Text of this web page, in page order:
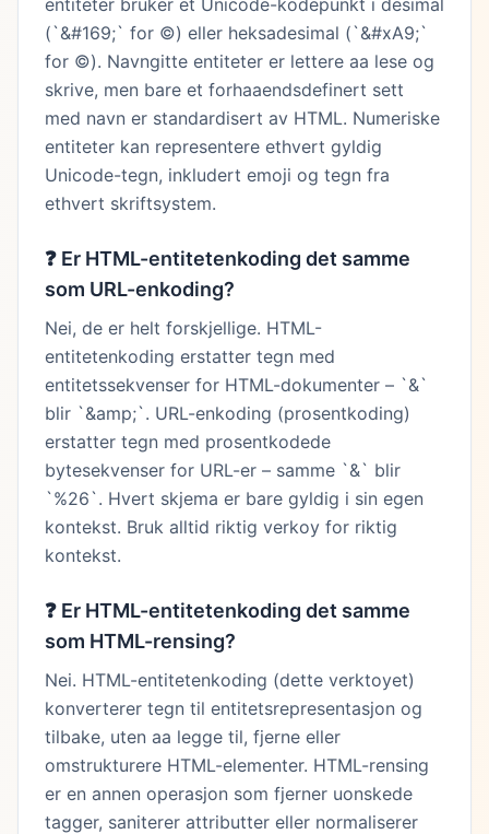
entiteter bruker et Unicode-kodepunkt i desimal
(`&#169;` for ©) eller heksadesimal (`&#xA9;`
for ©). Navngitte entiteter er lettere aa lese og
skrive, men bare et forhaaendsdefinert sett
med navn er standardisert av HTML. Numeriske
entiteter kan representere ethvert gyldig
Unicode-tegn, inkludert emoji og tegn fra
ethvert skriftsystem.
❓ Er HTML-entitetenkoding det samme
som URL-enkoding?
Nei, de er helt forskjellige. HTML-
entitetenkoding erstatter tegn med
entitetssekvenser for HTML-dokumenter – `&`
blir `&amp;`. URL-enkoding (prosentkoding)
erstatter tegn med prosentkodede
bytesekvenser for URL-er – samme `&` blir
`%26`. Hvert skjema er bare gyldig i sin egen
kontekst. Bruk alltid riktig verkoy for riktig
kontekst.
❓ Er HTML-entitetenkoding det samme
som HTML-rensing?
Nei. HTML-entitetenkoding (dette verktoyet)
konverterer tegn til entitetsrepresentasjon og
tilbake, uten aa legge til, fjerne eller
omstrukturere HTML-elementer. HTML-rensing
er en annen operasjon som fjerner uonskede
tagger, saniterer attributter eller normaliserer